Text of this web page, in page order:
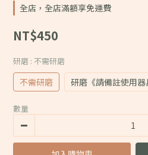
全店，全店滿額享免運費
NT$450
研磨 : 不需研磨
不需研磨 研磨《請備註使用器
數量